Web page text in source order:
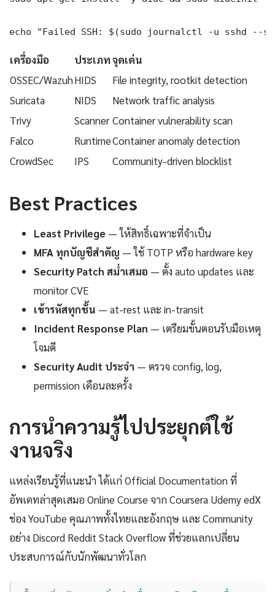
echo "Failed SSH: $(sudo journalctl -u sshd
เครื่องมือ ประเภทจุดเด่น
OSSEC/WazuhHIDS
File integrity, rootkit detection
Suricata
NIDS
Network traffic analysis
Trivy
Scanner Container vulnerability scan
Falco
RuntimeContainer anomaly detection
CrowdSec
IPS Community-driven blocklist
Best Practices
Least Privilege — ให้สิทธิ์เฉพาะที่จำเป็น
MFA ทุกบัญชีสำคัญ — ใช้ TOTP หรือ hardware key
Security Patch สม่ำเสมอ — ตั้ง auto updates และ
monitor CVE
เข้ารหัสทุกชั้น — at-rest และ in-transit
Incident Response Plan — เตรียมขั้นตอนรับมือเหตุ
โจมตี
Security Audit ประจำ — ตรวจ config, log,
permission เดือนละครั้ง
การนำความรู้ไปประยุกต์ใช้
งานจริง
แหล่งเรียนรู้ที่แนะนำ ได้แก่ Official Documentation ที่
อัพเดทล่าสุดเสมอ Online Course จาก Coursera Udemy edX
ช่อง YouTube คุณภาพทั้งไทยและอังกฤษ และ Community
อย่าง Discord Reddit Stack Overflow ที่ช่วยแลกเปลี่ยน
ประสบการณ์กับนักพัฒนาทั่วโลก